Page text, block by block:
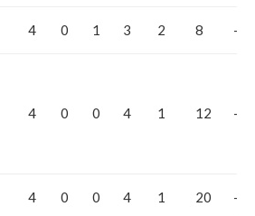
4 0 1 3 2 8 -6
4 0 0 4 1 12 -11
4 0 0 4 1 20 -19